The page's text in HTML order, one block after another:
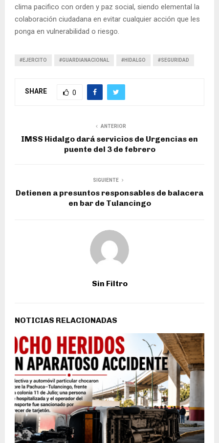
clima pacifico con orden y paz social, siendo elemental la
colaboración ciudadana en evitar cualquier acción que les
ponga en vulnerabilidad o riesgo.
#EJERCITO #GUARDIANACIONAL #HIDALGO #SEGURIDAD
SHARE 0
ANTERIOR
IMSS Hidalgo dará servicios de Urgencias en
puente del 3 de febrero
SIGUIENTE
Detienen a presuntos responsables de balacera
en bar de Tulancingo
Sin Filtro
NOTICIAS RELACIONADAS